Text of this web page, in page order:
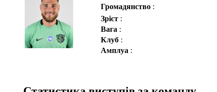
Громадянство :
Зріст :
Вага :
Клуб :
Амплуа :